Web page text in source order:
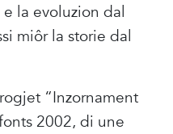
la evoluzion dal
miôr la storie dal
“Inzornament
2002, di une